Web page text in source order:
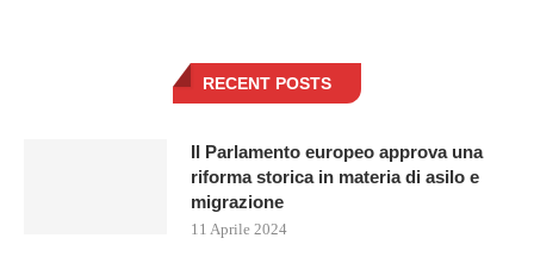
RECENT POSTS
Il Parlamento europeo approva una
riforma storica in materia di asilo e
migrazione
11 Aprile 2024